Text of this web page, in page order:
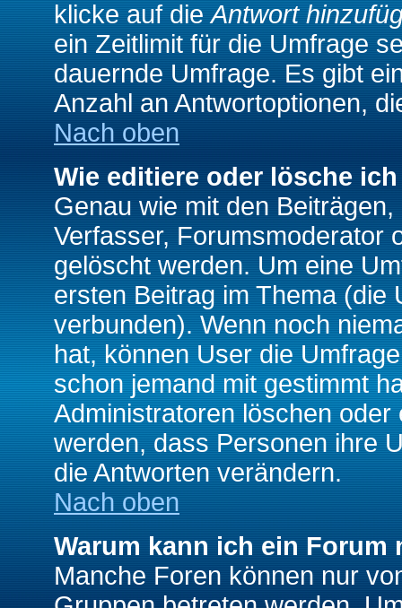
klicke auf dieAntwort
ein Zeitlimit für die Umfrage
dauernde Umfrage. Es gibt
Anzahl an Antwortoptionen,
Nach oben
Wie editiere oder lösche
Genau wie mit den
Verfasser, Forumsmoderator
gelöscht werden. Um eine
ersten Beitrag im Thema (die
verbunden). Wenn noch
hat, können User die
schon jemand mit gestimmt
Administratoren löschen
werden, dass Personen ihre
die Antworten verändern.
Nach oben
Warum kann ich ein Forum
Manche Foren können nur